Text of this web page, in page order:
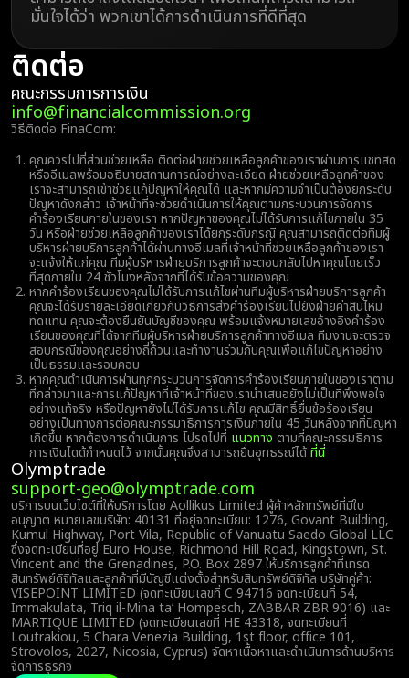
มั่นใจได้ว่า พวกเขาได้การดำเนินการที่ดีที่สุด
ติดต่อ
คณะกรรมการการเงิน
info@financialcommission.org
วิธีติดต่อ FinaCom:
คุณควรไปที่ส่วนช่วยเหลือ ติดต่อฝ่ายช่วยเหลือลูกค้าของเราผ่านการแชทสด
หรืออีเมลพร้อมอธิบายสถานการณ์อย่างละเอียด ฝ่ายช่วยเหลือลูกค้าของ
เราจะสามารถเข้าช่วยแก้ปัญหาให้คุณได้ และหากมีความจำเป็นต้องยกระดับ
ปัญหาดังกล่าว เจ้าหน้าที่จะช่วยดำเนินการให้คุณตามกระบวนการจัดการ
คำร้องเรียนภายในของเรา หากปัญหาของคุณไม่ได้รับการแก้ไขภายใน 35
วัน หรือฝ่ายช่วยเหลือลูกค้าของเราได้ยกระดับกรณี คุณสามารถติดต่อทีมผู้
บริหารฝ่ายบริการลูกค้าได้ผ่านทางอีเมลที่เจ้าหน้าที่ช่วยเหลือลูกค้าของเรา
จะแจ้งให้แก่คุณ ทีมผู้บริหารฝ่ายบริการลูกค้าจะตอบกลับไปหาคุณโดยเร็ว
ที่สุดภายใน 24 ชั่วโมงหลังจากที่ได้รับข้อความของคุณ
หากคำร้องเรียนของคุณไม่ได้รับการแก้ไขผ่านทีมผู้บริหารฝ่ายบริการลูกค้า
คุณจะได้รับรายละเอียดเกี่ยวกับวิธีการส่งคำร้องเรียนไปยังฝ่ายค่าสินไหม
ทดแทน คุณจะต้องยืนยันบัญชีของคุณ พร้อมแจ้งหมายเลขอ้างอิงคำร้อง
เรียนของคุณที่ได้จากทีมผู้บริหารฝ่ายบริการลูกค้าทางอีเมล ทีมงานจะตรวจ
สอบกรณีของคุณอย่างถี่ถ้วนและทำงานร่วมกับคุณเพื่อแก้ไขปัญหาอย่าง
เป็นธรรมและรอบคอบ
หากคุณดำเนินการผ่านทุกกระบวนการจัดการคำร้องเรียนภายในของเราตาม
ที่กล่าวมาและการแก้ปัญหาที่เจ้าหน้าที่ของเรานำเสนอยังไม่เป็นที่พึงพอใจ
อย่างแท้จริง หรือปัญหายังไม่ได้รับการแก้ไข คุณมีสิทธิ์ยื่นข้อร้องเรียน
อย่างเป็นทางการต่อคณะกรรมาธิการการเงินภายใน 45 วันหลังจากที่ปัญหา
เกิดขึ้น หากต้องการดำเนินการ โปรดไปที่ แนวทาง ตามที่คณะกรรมธิการ
การเงินไดด้กำหนดไว้ จากนั้นคุณจึงสามารถยื่นอุทธรณ์ได้ที่นี่
Olymptrade
support-geo@olymptrade.com
บริการบนเว็บไซต์ที่ให้บริการโดย Aollikus Limited ผู้ค้าหลักทรัพย์ที่มีใบ
อนุญาต หมายเลขบริษัท: 40131 ที่อยู่จดทะเบียน: 1276, Govant Building,
Kumul Highway, Port Vila, Republic of Vanuatu Saedo Global LLC
ซึ่งจดทะเบียนที่อยู่ Euro House, Richmond Hill Road, Kingstown, St.
Vincent and the Grenadines, P.O. Box 2897 ให้บริการลูกค้าที่เทรด
สินทรัพย์ดิจิทัลและลูกค้าที่มีบัญชีแต่งตั้งสำหรับสินทรัพย์ดิจิทัล บริษัทคู่ค้า:
VISEPOINT LIMITED (จดทะเบียนเลขที่ C 94716 จดทะเบียนที่ 54,
Immakulata, Triq il-Mina ta’ Hompesch, ZABBAR ZBR 9016) และ
MARTIQUE LIMITED (จดทะเบียนเลขที่ HE 43318, จดทะเบียนที่
Loutrakiou, 5 Chara Venezia Building, 1st floor, office 101,
Strovolos, 2027, Nicosia, Cyprus) จัดหาเนื้อหาและดำเนินการด้านบริหาร
จัดการธุรกิจ